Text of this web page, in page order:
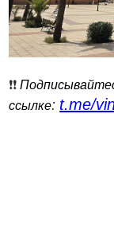
❗️❗️
ссылке: t.me/